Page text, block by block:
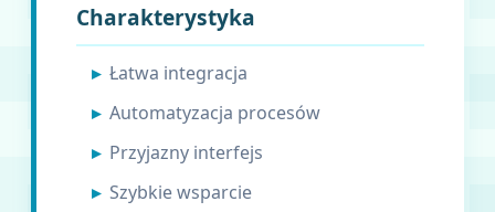
Charakterystyka
Łatwa integracja
Automatyzacja procesów
Przyjazny interfejs
Szybkie wsparcie